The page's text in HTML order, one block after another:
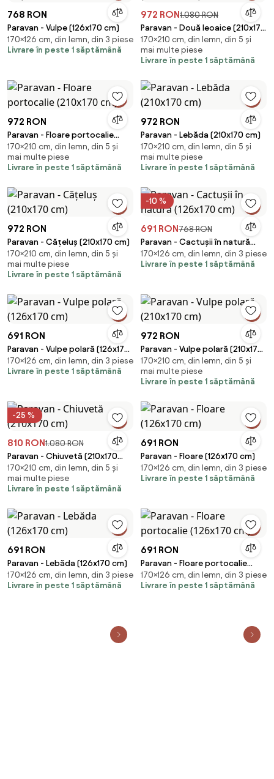
768 RON
Paravan - Vulpe (126x170 cm)
170×126 cm, din lemn, din 3 piese
Livrare în peste 1 săptămână
972 RON1.080 RON
Paravan - Două leoaice (210x170
cm)
170×210 cm, din lemn, din 5 și
mai multe piese
Livrare în peste 1 săptămână
972 RON
Paravan - Floare portocalie
(210x170 cm)
170×210 cm, din lemn, din 5 și
mai multe piese
Livrare în peste 1 săptămână
972 RON
Paravan - Lebăda (210x170 cm)
170×210 cm, din lemn, din 5 și
mai multe piese
Livrare în peste 1 săptămână
972 RON
Paravan - Cățeluș (210x170 cm)
170×210 cm, din lemn, din 5 și
mai multe piese
Livrare în peste 1 săptămână
-10 %
691 RON768 RON
Paravan - Cactușii în natură
(126x170 cm)
170×126 cm, din lemn, din 3 piese
Livrare în peste 1 săptămână
691 RON
Paravan - Vulpe polară (126x170
cm)
170×126 cm, din lemn, din 3 piese
Livrare în peste 1 săptămână
972 RON
Paravan - Vulpe polară (210x170
cm)
170×210 cm, din lemn, din 5 și
mai multe piese
Livrare în peste 1 săptămână
-25 %
810 RON1.080 RON
Paravan - Chiuvetă (210x170
cm)
170×210 cm, din lemn, din 5 și
mai multe piese
Livrare în peste 1 săptămână
691 RON
Paravan - Floare (126x170 cm)
170×126 cm, din lemn, din 3 piese
Livrare în peste 1 săptămână
691 RON
Paravan - Lebăda (126x170 cm)
170×126 cm, din lemn, din 3 piese
Livrare în peste 1 săptămână
691 RON
Paravan - Floare portocalie
(126x170 cm)
170×126 cm, din lemn, din 3 piese
Livrare în peste 1 săptămână